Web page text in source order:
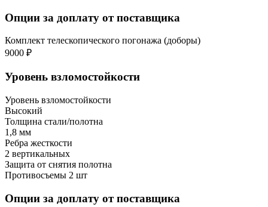
Опции за доплату от поставщика
Комплект телескопического погонажа (доборы)
9000 ₽
Уровень взломостойкости
Уровень взломостойкости
Высокий
Толщина стали/полотна
1,8 мм
Ребра жесткости
2 вертикальных
Защита от снятия полотна
Противосъемы 2 шт
Опции за доплату от поставщика